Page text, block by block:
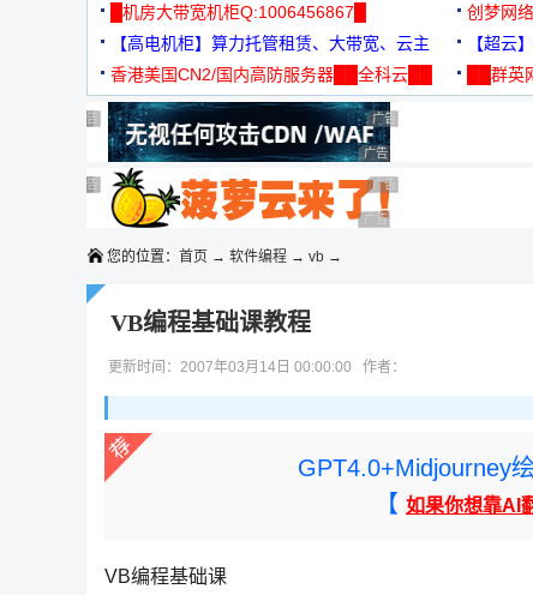
元
█机房大带宽机柜Q:1006456867█
创梦网
88元/月
【高电机柜】算力托管租赁、大带宽、云主
机
【超云
香港美国CN2/国内高防服务器██全科云██
██群
广告 商业广告，理性选择
广告 商业广告，理性选择
广告 商业广告，理性选择
广告 商业广告，理性选择
广告 商业广告，理性选择
广告 商业广告，理性选择
广告 商业广告，理性选择
广告 商业广告，理性选择
广告 商业广告，理性选择
广告 商业广告，理性选择
您的位置： 首页 → 软件编程 → vb →
VB编程基础课教程
更新时间：2007年03月14日 00:00:00 作者：
GPT4.0+Midjourney
【 如果你想靠AI
VB编程基础课